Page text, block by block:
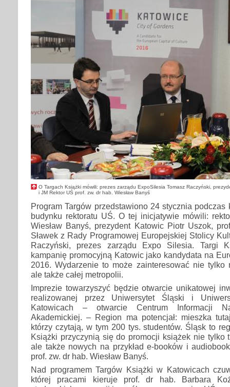
O Targach Książki mówili: prezes zarządu ExpoSilesia Tomasz Raczyński,
i JM Rektor UŚ prof. zw. dr hab. Wiesław Banyś
Program Targów przedstawiono 24 stycznia
budynku rektoratu UŚ. O tej inicjatywie mówili:
Wiesław Banyś, prezydent Katowic Piotr Uszok,
Sławek z Rady Programowej Europejskiej Stolicy
Raczyński, prezes zarządu Expo Silesia. Targi
kampanię promocyjną Katowic jako kandydata na
2016. Wydarzenie to może zainteresować nie tylko
ale także całej metropolii.
Imprezie towarzyszyć będzie otwarcie unikatowej
realizowanej przez Uniwersytet Śląski i
Katowicach – otwarcie Centrum Informacji
Akademickiej. – Region ma potencjał: mieszka
którzy czytają, w tym 200 tys. studentów. Śląsk to
Książki przyczynią się do promocji książek nie tylko
ale także nowych na przykład e-booków i
prof. zw. dr hab. Wiesław Banyś.
Nad programem Targów Książki w Katowicach
której pracami kieruje prof. dr hab. Barbara